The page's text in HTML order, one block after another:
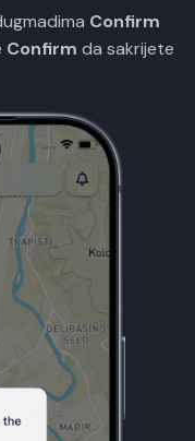
Confirm
Confirm da sakrijete